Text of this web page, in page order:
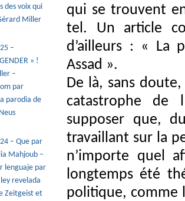
qui se trouvent
tel. Un article
d’ailleurs : « La
Assad ».
De là, sans
catastrophe de
supposer que,
travaillant sur la
n’importe quel
longtemps été
politique, comme
des voix qui
Miller
–
» !
–
par
parodia de
– Que par
Mahjoub –
lenguaje par
revelada
Zeitgeist et